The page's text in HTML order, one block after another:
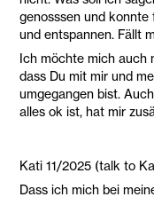
genosssen und
und entspannen. Fällt
Ich möchte mich auch
dass Du mit mir und
umgegangen bist.
alles ok ist, hat mir
Kati 11/2025 (talk to
Dass ich mich bei